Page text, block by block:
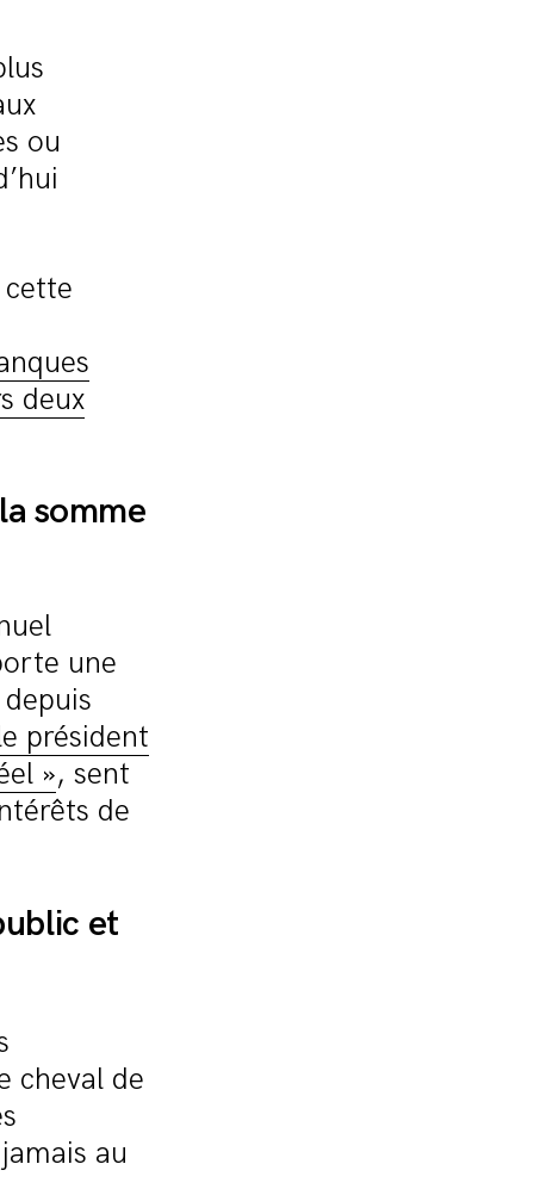
ou
deux
somme
une
président
», sent
de
et
cheval de
au